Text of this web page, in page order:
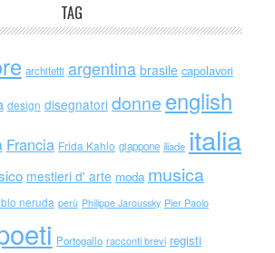
TAG
architetti argentina brasile capolavori
design disegnatori donne english
Francia Frida Kahlo giappone iliade italia
mestieri d' arte moda musica
neruda perù Philippe Jaroussky Pier Paolo
Portogallo racconti brevi registi